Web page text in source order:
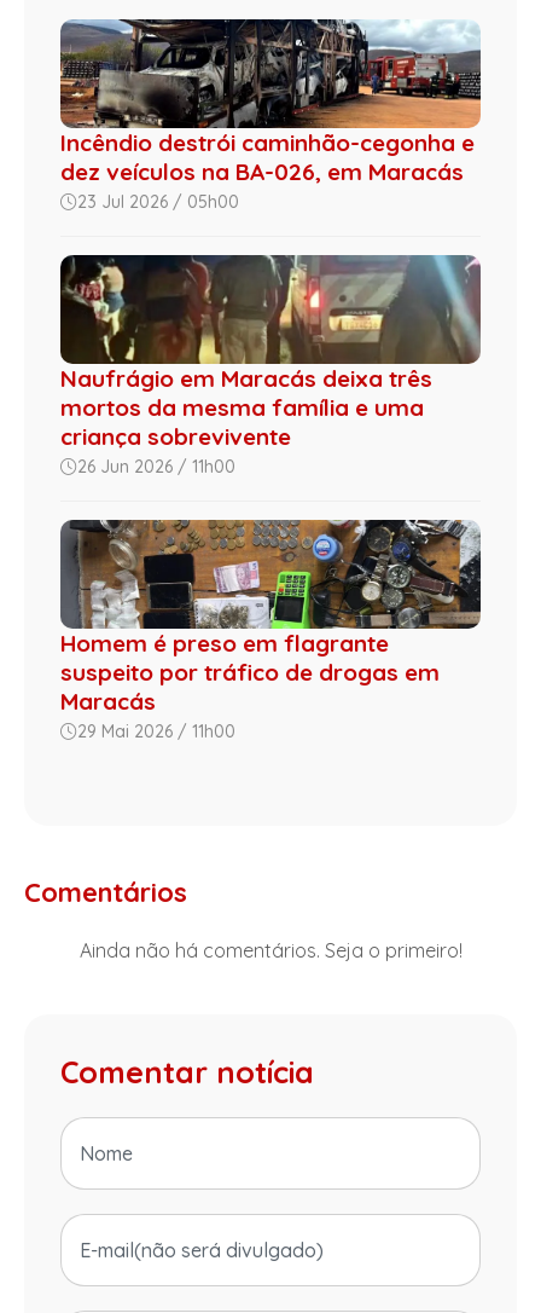
Incêndio destrói caminhão-cegonha e
dez veículos na BA-026, em Maracás
23 Jul 2026 / 05h00
Naufrágio em Maracás deixa três
mortos da mesma família e uma
criança sobrevivente
26 Jun 2026 / 11h00
Homem é preso em flagrante
suspeito por tráfico de drogas em
Maracás
29 Mai 2026 / 11h00
Comentários
Ainda não há comentários. Seja o primeiro!
Comentar notícia